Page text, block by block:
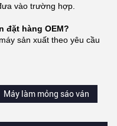
vào trường hợp.
đặt hàng OEM?
sản xuất theo yêu cầu
Máy làm mỏng sáo ván